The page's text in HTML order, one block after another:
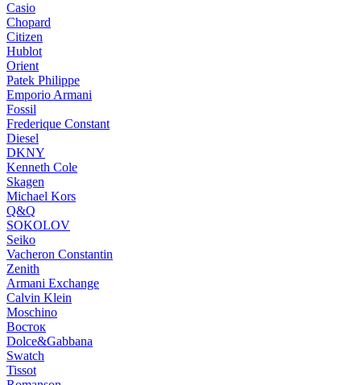
Casio
Chopard
Citizen
Hublot
Orient
Patek Philippe
Emporio Armani
Fossil
Frederique Constant
Diesel
DKNY
Kenneth Cole
Skagen
Michael Kors
Q&Q
SOKOLOV
Seiko
Vacheron Constantin
Zenith
Armani Exchange
Calvin Klein
Moschino
Восток
Dolce&Gabbana
Swatch
Tissot